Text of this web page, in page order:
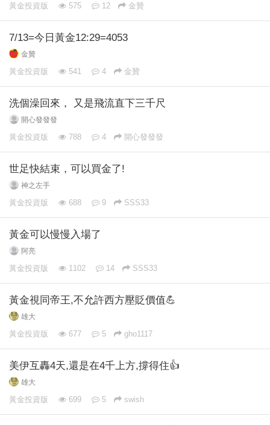
黃金投資版 575 12 金贊
7/13=今日黃金12:29=4053
金贊
黃金投資版 541 4 金贊
洗個澡回來， 又是飛流直下三千尺
開心發發發
黃金投資版 788 4 開心發發發
世足快結束，可以買金了!
神之左手
黃金投資版 688 9 SSS33
黃金可以慢慢入場了
阿亮
黃金投資版 1102 14 SSS33
黃金視同帝王,不允許西方壓貶價值💪
雄大
黃金投資版 677 5 gho1117
美伊互轟4天,還是在4千上方,撐得住👍
雄大
黃金投資版 699 5 swish